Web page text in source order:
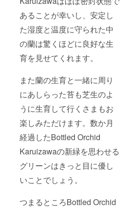
あることが幸いし、安定し
た湿度と温度に守られた中
の蘭は驚くほどに良好な生
育を見せてくれます。
また蘭の生育と一緒に周り
にあしらった苔も芝生のよ
うに生育して行くさまもお
楽しみただけます。数か月
経過したBottled Orchid
Karuizawaの新緑を思わせる
グリーンはきっと目に優し
いことでしょう。
つまるところBottled Orchid